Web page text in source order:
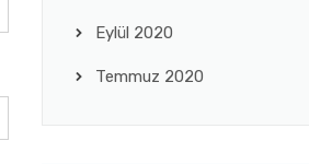
Eylül 2020
Temmuz 2020